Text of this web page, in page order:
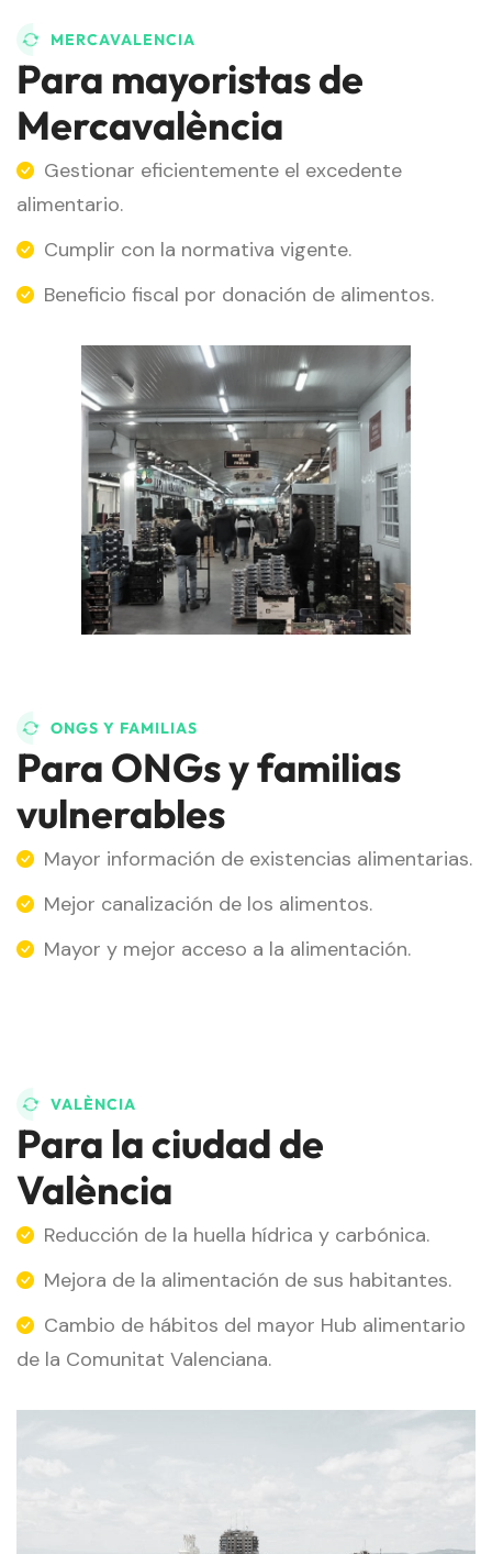
MERCAVALENCIA
Para mayoristas de
Mercavalència
Gestionar eficientemente el excedente
alimentario.
Cumplir con la normativa vigente.
Beneficio fiscal por donación de alimentos.
ONGS Y FAMILIAS
Para ONGs y familias
vulnerables
Mayor información de existencias alimentarias.
Mejor canalización de los alimentos.
Mayor y mejor acceso a la alimentación.
VALÈNCIA
Para la ciudad de
València
Reducción de la huella hídrica y carbónica.
Mejora de la alimentación de sus habitantes.
Cambio de hábitos del mayor Hub alimentario
de la Comunitat Valenciana.